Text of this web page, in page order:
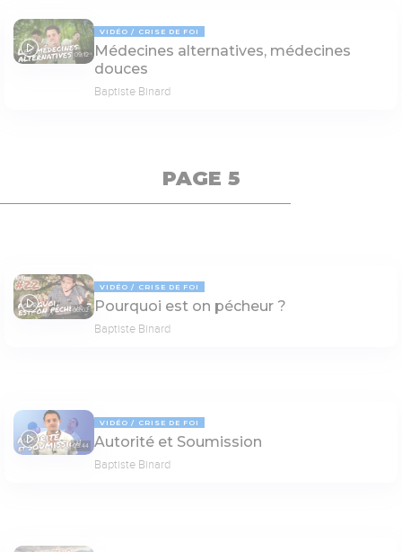
09:12
VIDÉO CRISE DE FOI
Médecines alternatives, médecines
douces
Baptiste Binard
PAGE 5
06:02
VIDÉO CRISE DE FOI
Pourquoi est on pécheur ?
Baptiste Binard
05:44
VIDÉO CRISE DE FOI
Autorité et Soumission
Baptiste Binard